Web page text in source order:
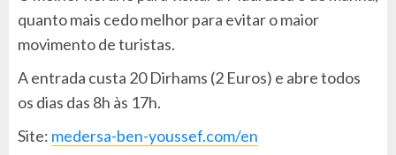
quanto mais cedo melhor para evitar o maior
movimento de turistas.
A entrada custa 20 Dirhams (2 Euros) e abre todos
os dias das 8h às 17h.
Site: medersa-ben-youssef.com/en